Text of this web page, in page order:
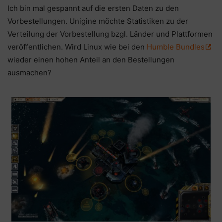
Ich bin mal gespannt auf die ersten Daten zu den
Vorbestellungen. Unigine möchte Statistiken zu der
Verteilung der Vorbestellung bzgl. Länder und Plattformen
veröffentlichen. Wird Linux wie bei den Humble Bundles
wieder einen hohen Anteil an den Bestellungen
ausmachen?